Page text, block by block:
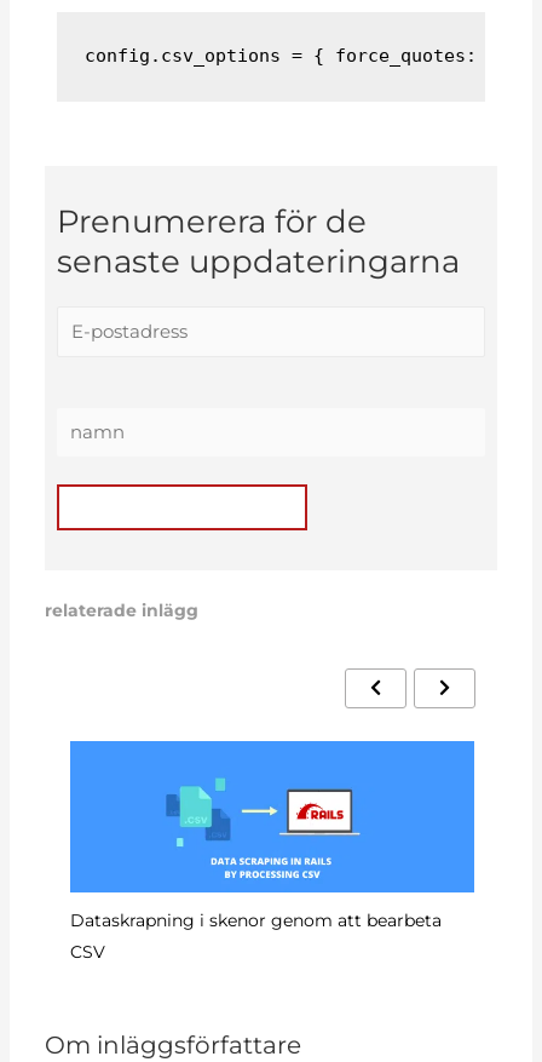
config.csv_options = { force_quotes: true
Prenumerera för de
senaste uppdateringarna
relaterade inlägg
Dataskrapning i skenor genom att bearbeta
CSV
Om inläggsförfattare